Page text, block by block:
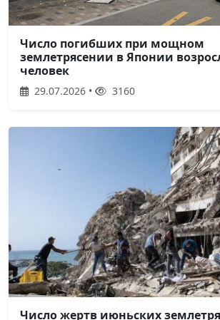
Число погибших при мощном
землетрясении в Японии
человек
29.07.2026 • 3160
Число жертв июньских